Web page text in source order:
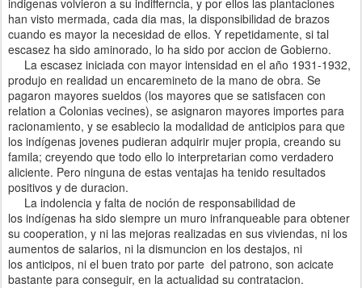
indigenas volvieron a su indifferncia, y por ellos las plantaciones
han visto mermada, cada dia mas, la disponsibilidad de brazos
cuando es mayor la necesidad de ellos. Y repetidamente, si tal
escasez ha sido aminorado, lo ha sido por accion de Gobierno.
La escasez iniciada con mayor intensidad en el año 1931-1932,
produjo en realidad un encaremineto de la mano de obra. Se
pagaron mayores sueldos (los mayores que se satisfacen con
relation a Colonias vecines), se asignaron mayores importes para
racionamiento, y se esablecio la modalidad de anticipios para que
los indígenas jovenes pudieran adquirir mujer propia, creando su
famila; creyendo que todo ello lo interpretarian como verdadero
aliciente. Pero ninguna de estas ventajas ha tenido resultados
positivos y de duracion.
La indolencia y falta de noción de responsabilidad de
los indígenas ha sido siempre un muro infranqueable para obtener
su cooperation, y ni las mejoras realizadas en sus viviendas, ni los
aumentos de salarios, ni la dismuncion en los destajos, ni
los anticipos, ni el buen trato por parte del patrono, son acicate
bastante para conseguir, en la actualidad su contratacion.